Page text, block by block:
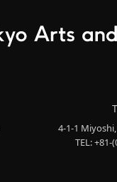
4-1-1
TEL: +81-